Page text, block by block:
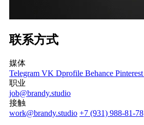
联系方式
媒体
Telegram VK Dprofile Behance Pinterest
职业
job@brandy.studio
接触
work@brandy.studio +7 (931) 988-81-78